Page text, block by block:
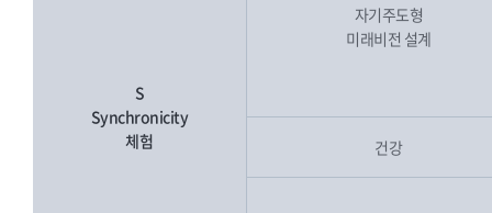
S
Synchronicity
체험
자기주도형
미래비전 설계
건강